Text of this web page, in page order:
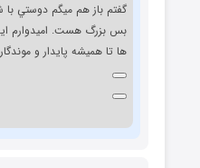
گفتم باز هم ميگم دوستي با
بس بزرگ هست. اميدوارم
ها تا هميشه پايدار و